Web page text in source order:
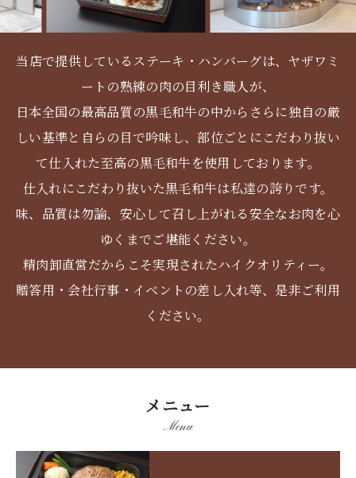
当店で提供しているステーキ・ハンバーグは、ヤザワミ
ートの熟練の肉の目利き職人が、
日本全国の最高品質の黒毛和牛の中からさらに独自の厳
しい基準と自らの目で吟味し、部位ごとにこだわり抜い
て仕入れた至高の黒毛和牛を使用しております。
仕入れにこだわり抜いた黒毛和牛は私達の誇りです。
味、品質は勿論、安心して召し上がれる安全なお肉を心
ゆくまでご堪能ください。
精肉卸直営だからこそ実現されたハイクオリティー。
贈答用・会社行事・イベントの差し入れ等、是非ご利用
ください。
メニュー
Menu